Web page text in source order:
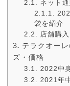
ネット通
袋を紹介
店舗購入
テラクオー
ズ・価格
2022中
2021年